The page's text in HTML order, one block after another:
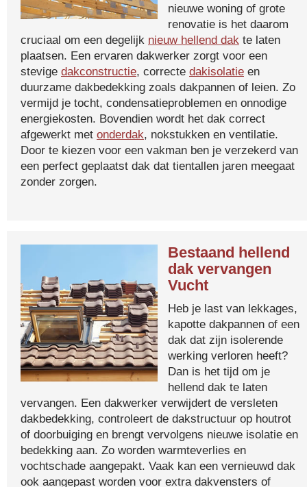
nieuwe woning of grote
renovatie is het daarom
cruciaal om een degelijk nieuw hellend dak te laten
plaatsen. Een ervaren dakwerker zorgt voor een
stevige dakconstructie, correcte dakisolatie en
duurzame dakbedekking zoals dakpannen of leien. Zo
vermijd je tocht, condensatieproblemen en onnodige
energiekosten. Bovendien wordt het dak correct
afgewerkt met onderdak, nokstukken en ventilatie.
Door te kiezen voor een vakman ben je verzekerd van
een perfect geplaatst dak dat tientallen jaren meegaat
zonder zorgen.
Bestaand hellend
dak vervangen
Vucht
Heb je last van lekkages,
kapotte dakpannen of een
dak dat zijn isolerende
werking verloren heeft?
Dan is het tijd om je
hellend dak te laten
vervangen. Een dakwerker verwijdert de versleten
dakbedekking, controleert de dakstructuur op houtrot
of doorbuiging en brengt vervolgens nieuwe isolatie en
bedekking aan. Zo worden warmteverlies en
vochtschade aangepakt. Vaak kan een vernieuwd dak
ook aangepast worden voor extra dakvensters of